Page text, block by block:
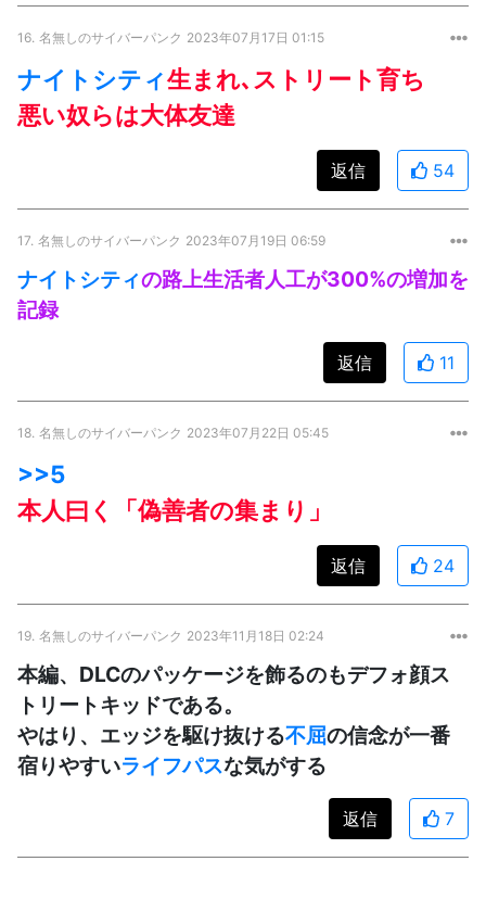
16. 名無しのサイバーパンク 2023年07月17日 01:15
ナイトシティ生まれ､ストリート育ち
悪い奴らは大体友達
返信 54
17. 名無しのサイバーパンク 2023年07月19日 06:59
ナイトシティの路上生活者人工が300%の増加を
記録
返信 11
18. 名無しのサイバーパンク 2023年07月22日 05:45
>>5
本人曰く「偽善者の集まり」
返信 24
19. 名無しのサイバーパンク 2023年11月18日 02:24
本編、DLCのパッケージを飾るのもデフォ顔ス
トリートキッドである。
やはり、エッジを駆け抜ける不屈の信念が一番
宿りやすいライフパスな気がする
返信 7